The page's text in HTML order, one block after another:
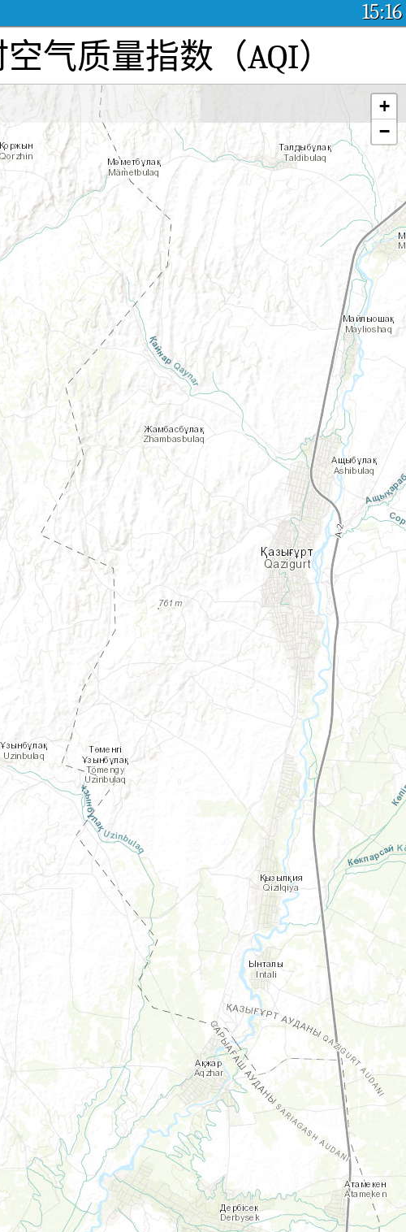
15:16
气质量指数（AQI）
+
−